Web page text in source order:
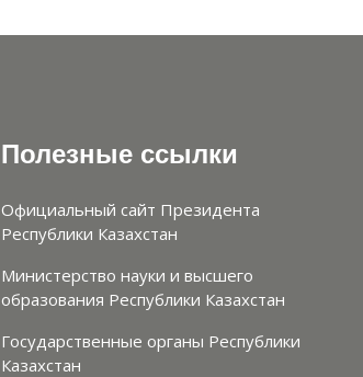
Полезные ссылки
Официальный сайт Президента
Республики Казахстан
Министерство науки и высшего
образования Республики Казахстан
Государственные органы Республики
Казахстан